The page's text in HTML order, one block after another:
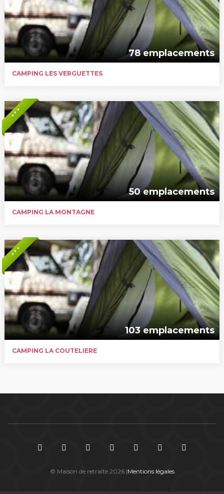
78 emplacements
CAMPING LES VERGUETTES
* * *
50 emplacements
CAMPING LA MONTAGNE
* * *
103 emplacements
CAMPING LA COUTELIERE
© Maison de retraite 2026 |Mentions légales